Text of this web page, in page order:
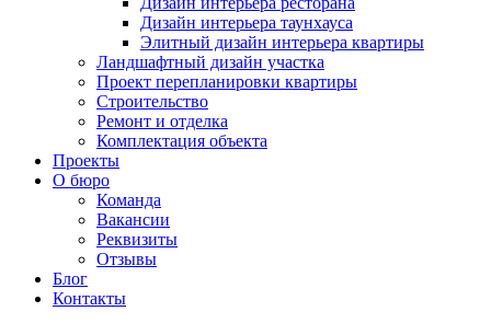
Дизайн интерьера таунхауса
Элитный дизайн интерьера квартиры
Ландшафтный дизайн участка
Проект перепланировки квартиры
Строительство
Ремонт и отделка
Комплектация объекта
Проекты
О бюро
Команда
Вакансии
Реквизиты
Отзывы
Блог
Контакты